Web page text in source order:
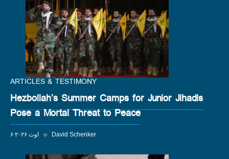
ARTICLES & TESTIMONY
Hezbollah’s Summer Camps for Junior Jihadis
Pose a Mortal Threat to Peace
۶ اوت ۲۰۲۶ ◆ David Schenker